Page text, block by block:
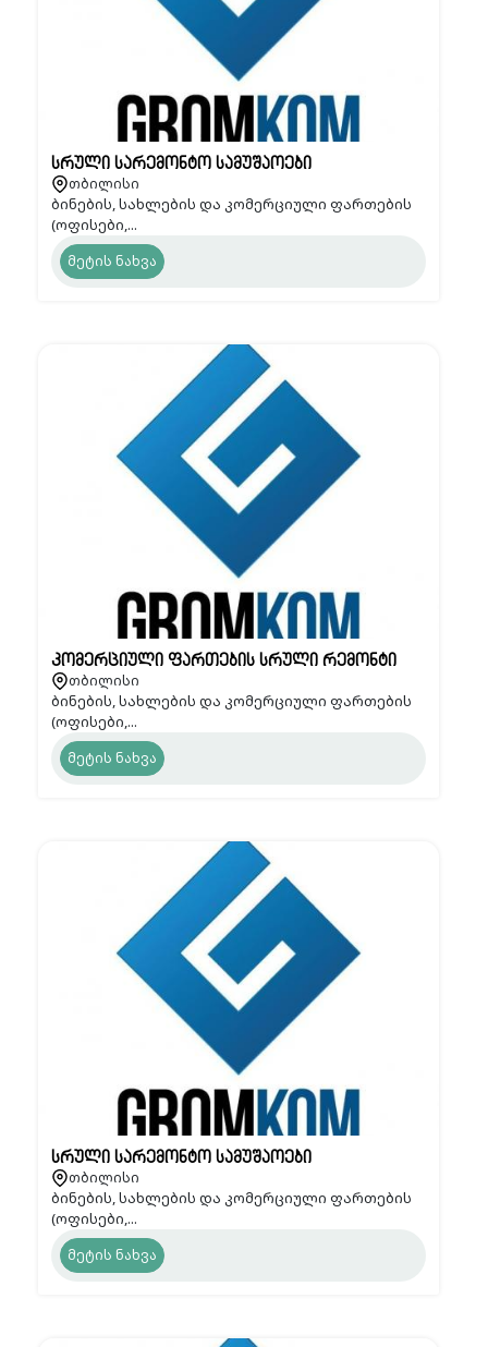
სრული სარემონტო სამუშაოები
თბილისი
ბინების, სახლების და კომერციული ფართების
(ოფისები,...
მეტის ნახვა
კომერციული ფართების სრული რემონტი
თბილისი
ბინების, სახლების და კომერციული ფართების
(ოფისები,...
მეტის ნახვა
სრული სარემონტო სამუშაოები
თბილისი
ბინების, სახლების და კომერციული ფართების
(ოფისები,...
მეტის ნახვა